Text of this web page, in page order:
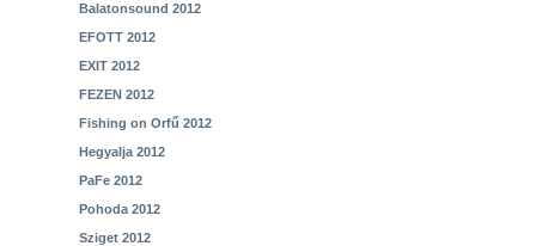
Balatonsound 2012
EFOTT 2012
EXIT 2012
FEZEN 2012
Fishing on Orfű 2012
Hegyalja 2012
PaFe 2012
Pohoda 2012
Sziget 2012